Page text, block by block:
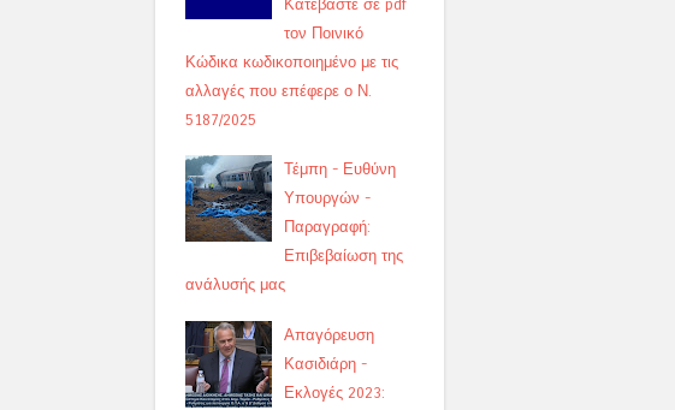
Κατεβάστε σε pdf
τον Ποινικό
Κώδικα κωδικοποιημένο με τις
αλλαγές που επέφερε ο Ν.
5187/2025
Τέμπη - Ευθύνη
Υπουργών -
Παραγραφή:
Επιβεβαίωση της
ανάλυσής μας
Απαγόρευση
Κασιδιάρη -
Εκλογές 2023: